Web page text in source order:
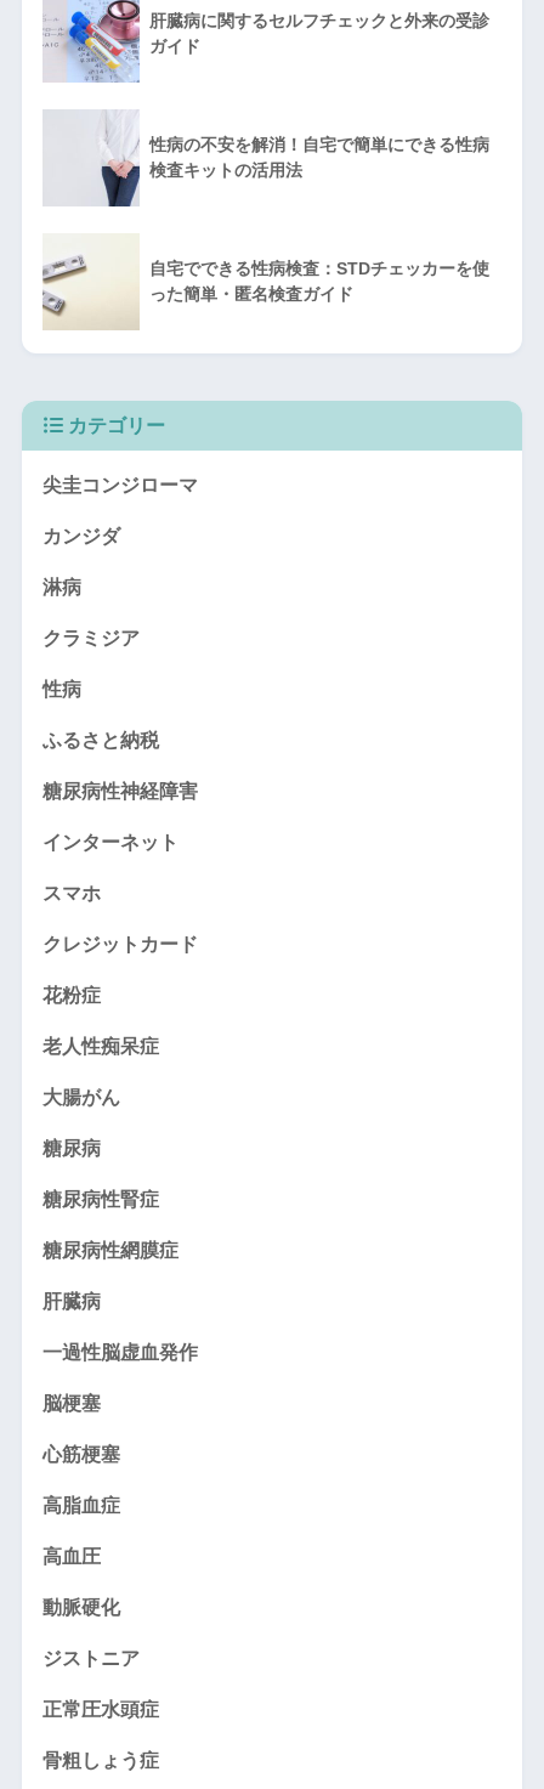
肝臓病に関するセルフチェックと外来の受診
ガイド
性病の不安を解消！自宅で簡単にできる性病
検査キットの活用法
自宅でできる性病検査：STDチェッカーを使
った簡単・匿名検査ガイド
カテゴリー
尖圭コンジローマ
カンジダ
淋病
クラミジア
性病
ふるさと納税
糖尿病性神経障害
インターネット
スマホ
クレジットカード
花粉症
老人性痴呆症
大腸がん
糖尿病
糖尿病性腎症
糖尿病性網膜症
肝臓病
一過性脳虚血発作
脳梗塞
心筋梗塞
高脂血症
高血圧
動脈硬化
ジストニア
正常圧水頭症
骨粗しょう症